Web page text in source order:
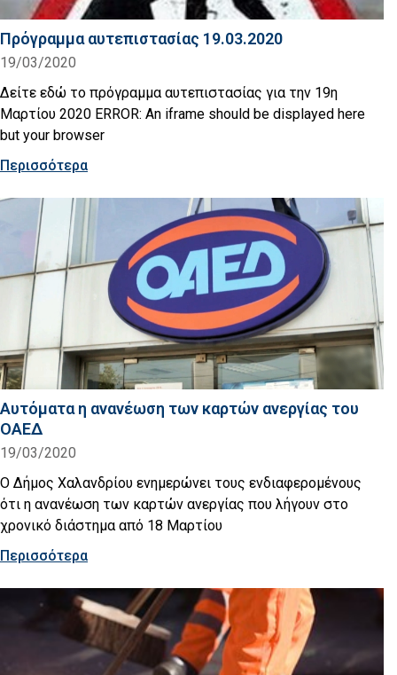
Πρόγραμμα αυτεπιστασίας 19.03.2020
19/03/2020
Δείτε εδώ το πρόγραμμα αυτεπιστασίας για την 19η
Μαρτίου 2020 ERROR: An iframe should be displayed here
but your browser
Περισσότερα
Αυτόματα η ανανέωση των καρτών ανεργίας του
ΟΑΕΔ
19/03/2020
Ο Δήμος Χαλανδρίου ενημερώνει τους ενδιαφερομένους
ότι η ανανέωση των καρτών ανεργίας που λήγουν στο
χρονικό διάστημα από 18 Μαρτίου
Περισσότερα